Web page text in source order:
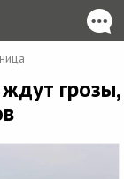
грозы,